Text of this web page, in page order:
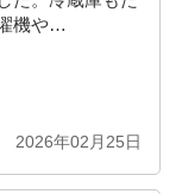
機や…
2026年02月25日